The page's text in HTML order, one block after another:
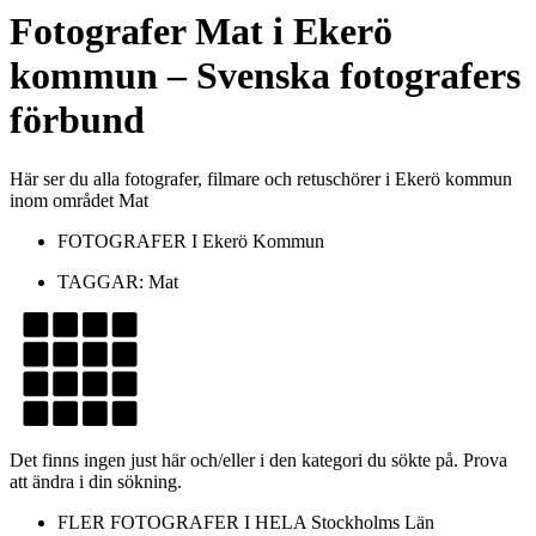
FotograferMat i Ekerö
kommun– Svenska fotografers
förbund
Här ser du alla fotografer, filmare och retuschörer i Ekerö kommun
inom området Mat
FOTOGRAFER I Ekerö Kommun
TAGGAR: Mat
Det finns ingen just här och/eller i den kategori du sökte på. Prova
att ändra i din sökning.
FLER FOTOGRAFER I HELA Stockholms Län